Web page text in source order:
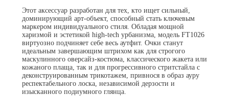
Этот аксессуар разработан для тех, кто ищет сильный,
доминирующий арт-объект, способный стать ключевым
маркером индивидуального стиля. Обладая мощной
харизмой и эстетикой high-tech урбанизма, модель FT1026
виртуозно подчиняет себе весь аутфит. Очки станут
идеальным завершающим штрихом как для строгого
маскулинного оверсайз-костюма, классического жакета или
кожаного плаща, так и для прогрессивного стритстайла с
деконструированным трикотажем, привнося в образ ауру
респектабельного лоска, независимой дерзости и
изысканного подиумного глянца.